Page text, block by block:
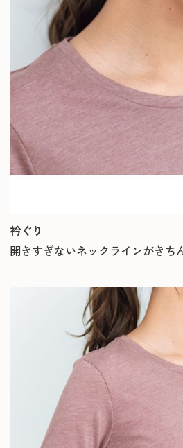
衿ぐり
開きすぎないネックラインがきち